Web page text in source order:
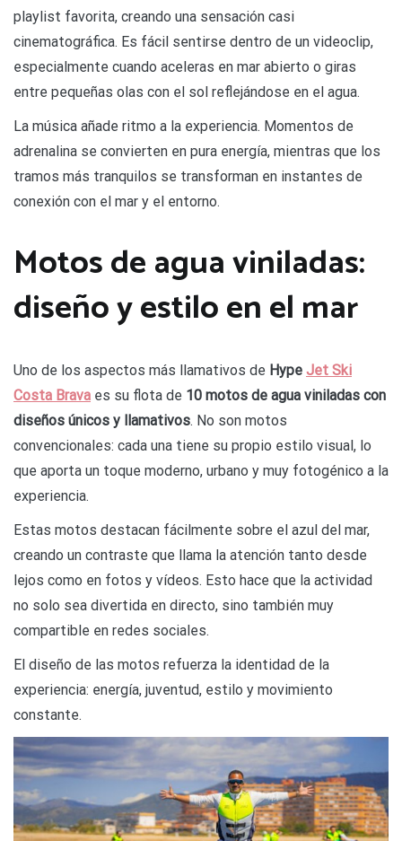
playlist favorita, creando una sensación casi
cinematográfica. Es fácil sentirse dentro de un videoclip,
especialmente cuando aceleras en mar abierto o giras
entre pequeñas olas con el sol reflejándose en el agua.
La música añade ritmo a la experiencia. Momentos de
adrenalina se convierten en pura energía, mientras que los
tramos más tranquilos se transforman en instantes de
conexión con el mar y el entorno.
Motos de agua viniladas:
diseño y estilo en el mar
Uno de los aspectos más llamativos de Hype Jet Ski
Costa Brava es su flota de 10 motos de agua viniladas con
diseños únicos y llamativos. No son motos
convencionales: cada una tiene su propio estilo visual, lo
que aporta un toque moderno, urbano y muy fotogénico a la
experiencia.
Estas motos destacan fácilmente sobre el azul del mar,
creando un contraste que llama la atención tanto desde
lejos como en fotos y vídeos. Esto hace que la actividad
no solo sea divertida en directo, sino también muy
compartible en redes sociales.
El diseño de las motos refuerza la identidad de la
experiencia: energía, juventud, estilo y movimiento
constante.